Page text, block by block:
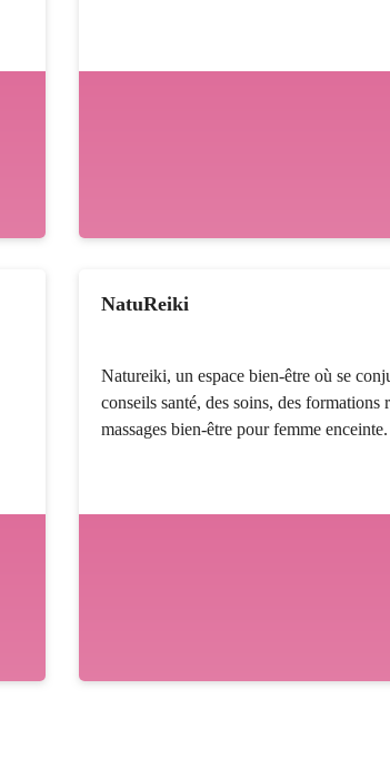
NatuReiki
Natureiki, un espace bien-être où se
conseils santé, des soins, des formations
massages bien-être pour femme enceinte.